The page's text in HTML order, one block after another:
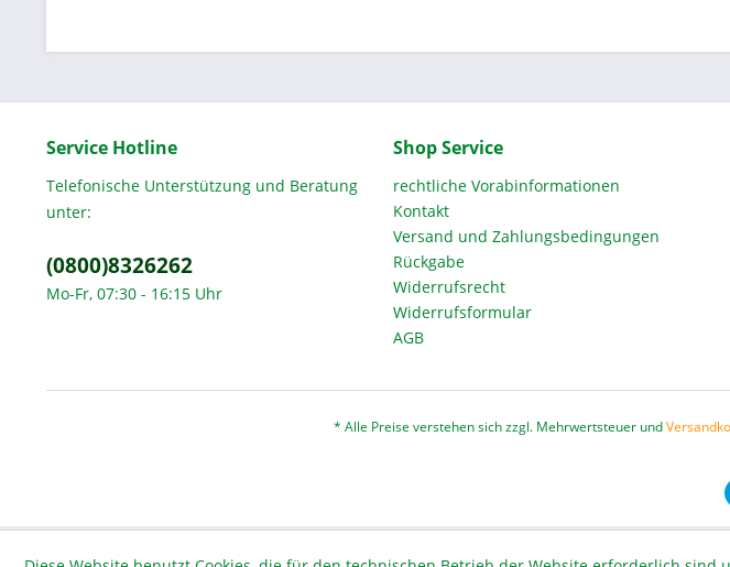
Service Hotline
Telefonische Unterstützung und Beratung
unter:
(0800)8326262
Mo-Fr, 07:30 - 16:15 Uhr
Shop Service
rechtliche Vorabinformationen
Kontakt
Versand und Zahlungsbedingungen
Rückgabe
Widerrufsrecht
Widerrufsformular
AGB
* Alle Preise verstehen sich zzgl. Mehrwertsteuer und